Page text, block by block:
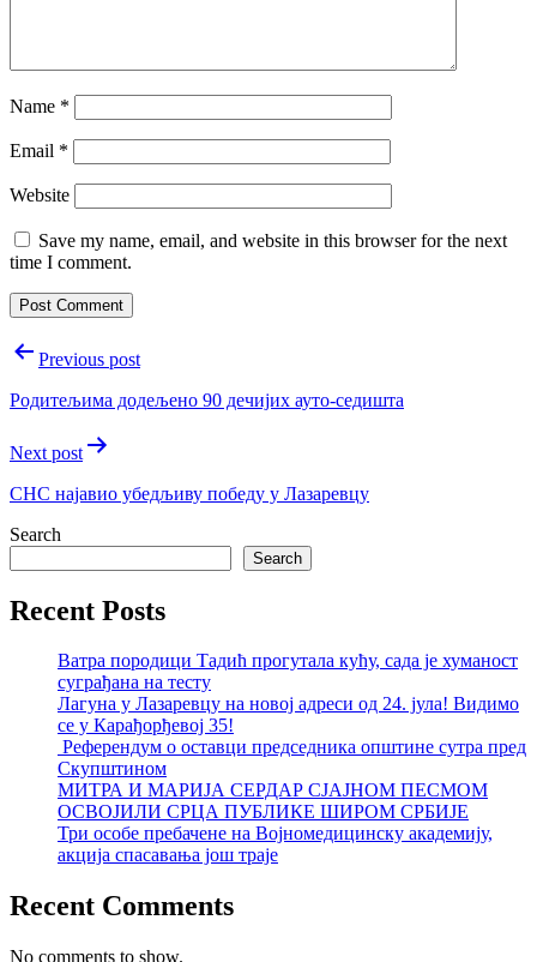
Name *
Email *
Website
Save my name, email, and website in this browser for the next
time I comment.
PostPrevious post
Родитељима додељено 90 дечијих ауто-седишта
Next post
СНС најавио убедљиву победу у Лазаревцу
Search
Search
Recent Posts
Ватра породици Тадић прогутала кућу, сада је хуманост
суграђана на тесту
Лагуна у Лазаревцу на новој адреси од 24. јула! Видимо
се у Карађорђевој 35!
Референдум о оставци председника општине сутра пред
Скупштином
МИТРА И МАРИЈА СЕРДАР СЈАЈНОМ ПЕСМОМ
ОСВОЈИЛИ СРЦА ПУБЛИКЕ ШИРОМ СРБИЈЕ
Три особе пребачене на Војномедицинску академију,
акција спасавања још траје
Recent Comments
No comments to show.